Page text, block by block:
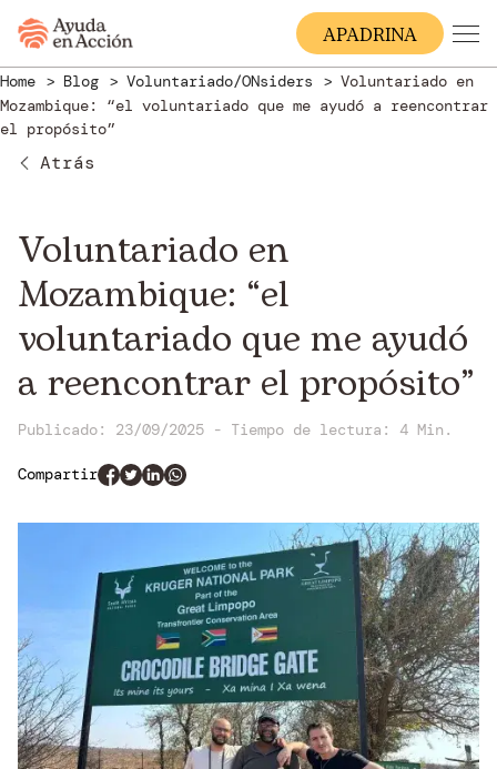
APADRINA
Home Blog Voluntariado/ONsiders
Voluntariado en
Mozambique: “el voluntariado que me ayudó a reencontrar
el propósito”
Atrás
Voluntariado en
Mozambique: “el
voluntariado que me ayudó
a reencontrar el propósito”
Publicado: 23/09/2025 - Tiempo de lectura: 4 Min.
Compartir